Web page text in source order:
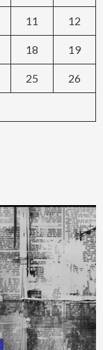
11 12
18 19
25 26